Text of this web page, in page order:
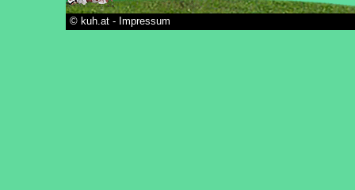
© kuh.at - Impressum